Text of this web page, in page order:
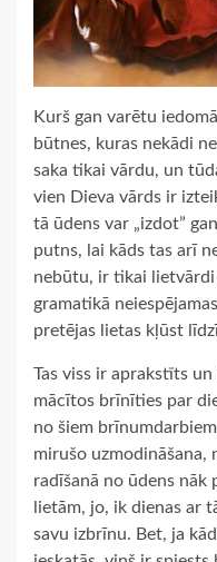
Kurš gan varētu
būtnes, kuras nekādi
saka tikai vārdu, un
vien Dieva vārds ir
tā ūdens var „izdot”
putns, lai kāds tas arī
nebūtu, ir tikai lietvārdi
gramatikā
pretējas lietas kļūst
Tas viss ir aprakstīts
mācītos brīnīties par
no šiem
mirušo uzmodināšana,
radīšanā no ūdens nāk
lietām, jo, ik dienas ar
savu izbrīnu. Bet, ja